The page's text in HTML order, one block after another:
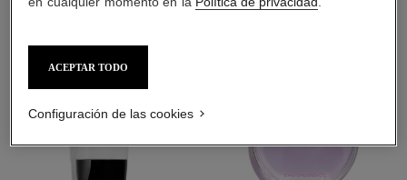
ACEPTAR TODO
Configuración de las cookies